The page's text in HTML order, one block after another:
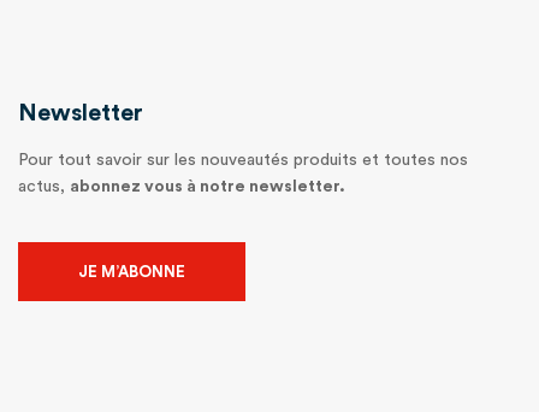
Newsletter
Pour tout savoir sur les nouveautés produits et toutes nos
actus, abonnez vous à notre newsletter.
JE M’ABONNE